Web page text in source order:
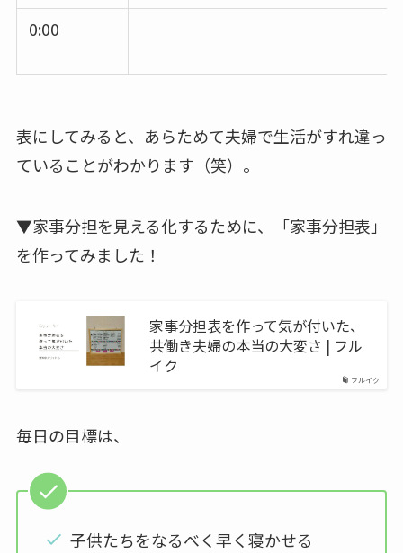
0:00
表にしてみると、あらためて夫婦で生活がすれ違っ
ていることがわかります（笑）。
▼家事分担を見える化するために、「家事分担表」
を作ってみました！
フルイク
家事分担表を作って気が付いた、
共働き夫婦の本当の大変さ | フル
イク
毎日の目標は、
子供たちをなるべく早く寝かせる